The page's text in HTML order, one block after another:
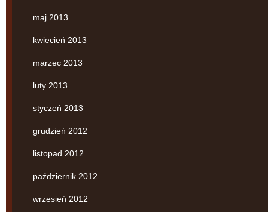
maj 2013
kwiecień 2013
marzec 2013
luty 2013
styczeń 2013
grudzień 2012
listopad 2012
październik 2012
wrzesień 2012